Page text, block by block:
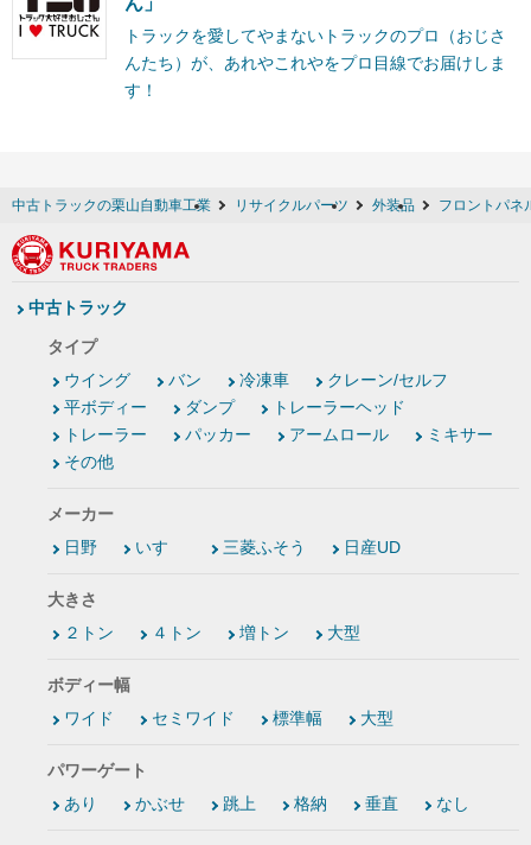
トラックを愛してやまないトラックのプロ（おじさ
んたち）が、あれやこれやをプロ目線でお届けしま
す！
中古トラックの栗山自動車工業 リサイクルパーツ 外装品 フロントパネ
中古トラック
タイプ
ウイング
バン 冷凍車
クレーン/セルフ
平ボディー
ダンプ
トレーラーヘッド
トレーラー
パッカー アームロール
ミキサー
その他
メーカー
日野
いすゞ 三菱ふそう 日産UD
大きさ
２トン
４トン 増トン 大型
ボディー幅
ワイド
セミワイド 標準幅 大型
パワーゲート
あり
かぶせ 跳上 格納 垂直 なし